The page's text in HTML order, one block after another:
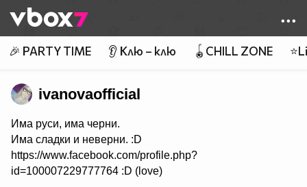
👾
🎉 PARTY TIME 👂 Клю – клю 🪀CHILL ZONE
ivanovaofficial
Има руси, има черни.
Има сладки и неверни. :D
https://www.facebook.com/profile.php?
id=100007229777764 :D (love)